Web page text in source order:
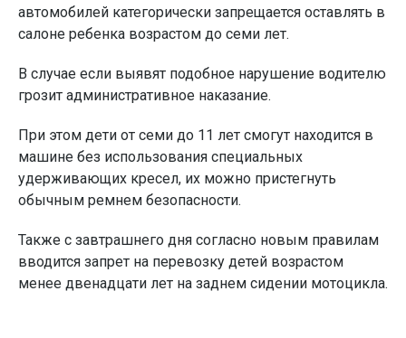
автомобилей категорически запрещается оставлять в
салоне ребенка возрастом до семи лет.
В случае если выявят подобное нарушение водителю
грозит административное наказание.
При этом дети от семи до 11 лет смогут находится в
машине без использования специальных
удерживающих кресел, их можно пристегнуть
обычным ремнем безопасности.
Также с завтрашнего дня согласно новым правилам
вводится запрет на перевозку детей возрастом
менее двенадцати лет на заднем сидении мотоцикла.